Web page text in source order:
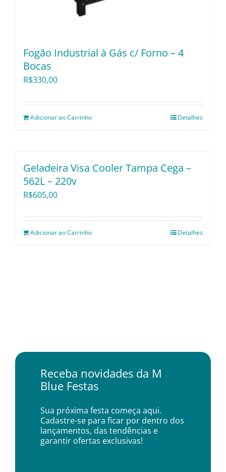
Fogão Industrial à Gás c/ Forno – 4
Bocas
R$330,00
Adicionar ao Carrinho Detalhes
Geladeira Visa Cooler Tampa Cega –
562L – 220v
R$605,00
Adicionar ao Carrinho Detalhes
Receba novidades da M
Blue Festas
Sua próxima festa começa aqui.
Cadastre-se para ficar por dentro dos
lançamentos, das tendências e
garantir ofertas exclusivas!